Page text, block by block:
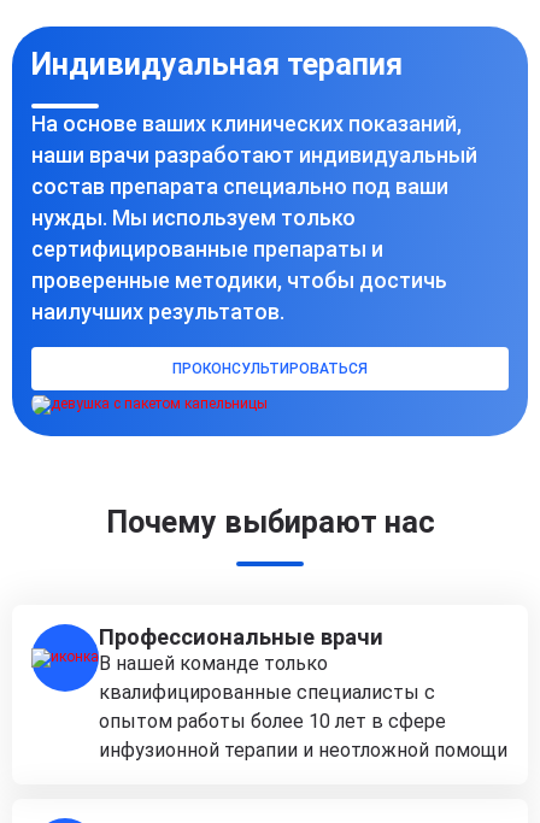
Индивидуальная терапия
На основе ваших клинических показаний,
наши врачи разработают индивидуальный
состав препарата специально под ваши
нужды. Мы используем только
сертифицированные препараты и
проверенные методики, чтобы достичь
наилучших результатов.
ПРОКОНСУЛЬТИРОВАТЬСЯ
Почему выбирают нас
Профессиональные врачи
В нашей команде только
квалифицированные специалисты с
опытом работы более 10 лет в сфере
инфузионной терапии и неотложной помощи